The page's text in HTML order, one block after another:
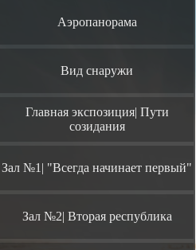
Аэропанорама
Вид снаружи
Главная экспозиция| Пути
созидания
Зал №1| "Всегда начинает первый"
Зал №2| Вторая республика